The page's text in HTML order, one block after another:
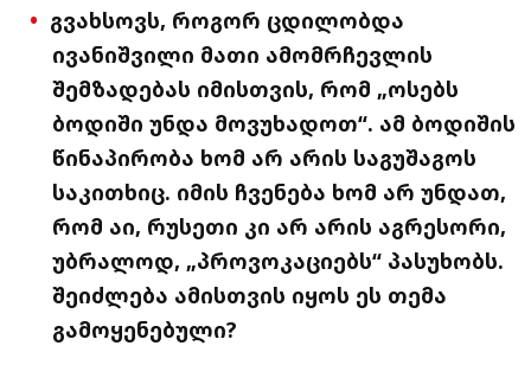
გვახსოვს, როგორ ცდილობდა
ივანიშვილი მათი ამომრჩევლის
შემზადებას იმისთვის, რომ „ოსებს
ბოდიში უნდა მოვუხადოთ“. ამ ბოდიშის
წინაპირობა ხომ არ არის საგუშაგოს
საკითხიც. იმის ჩვენება ხომ არ უნდათ,
რომ აი, რუსეთი კი არ არის აგრესორი,
უბრალოდ, „პროვოკაციებს“ პასუხობს.
შეიძლება ამისთვის იყოს ეს თემა
გამოყენებული?